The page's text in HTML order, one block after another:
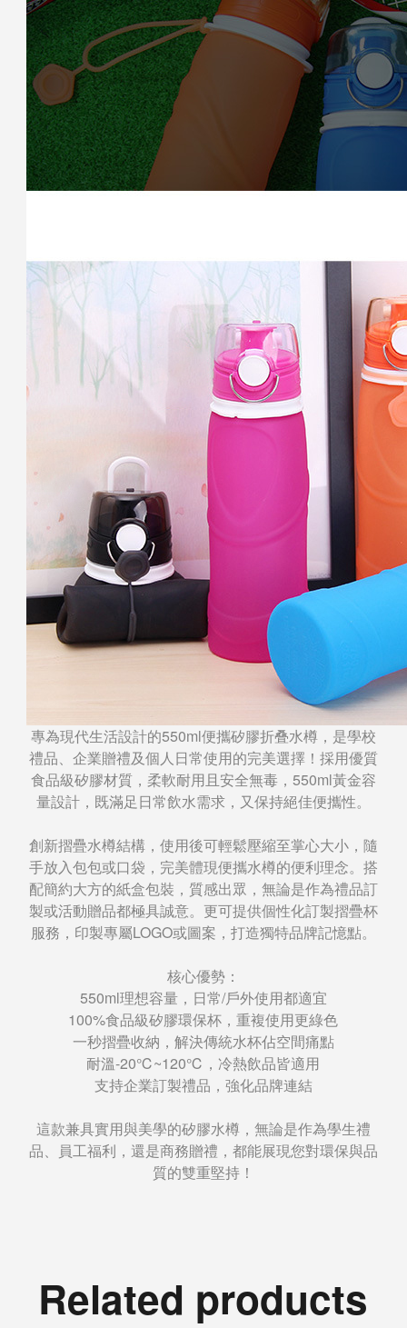
專為現代生活設計的550ml便攜矽膠折叠水樽，是學校
禮品、企業贈禮及個人日常使用的完美選擇！採用優質
食品級矽膠材質，柔軟耐用且安全無毒，550ml黃金容
量設計，既滿足日常飲水需求，又保持絕佳便攜性。
創新摺疊水樽結構，使用後可輕鬆壓縮至掌心大小，隨
手放入包包或口袋，完美體現便攜水樽的便利理念。搭
配簡約大方的紙盒包裝，質感出眾，無論是作為禮品訂
製或活動贈品都極具誠意。更可提供個性化訂製摺疊杯
服務，印製專屬LOGO或圖案，打造獨特品牌記憶點。
核心優勢：
550ml理想容量，日常/戶外使用都適宜
100%食品級矽膠環保杯，重複使用更綠色
一秒摺疊收納，解決傳統水杯佔空間痛點
耐溫-20℃~120℃，冷熱飲品皆適用
支持企業訂製禮品，強化品牌連結
這款兼具實用與美學的矽膠水樽，無論是作為學生禮
品、員工福利，還是商務贈禮，都能展現您對環保與品
質的雙重堅持！
Related products